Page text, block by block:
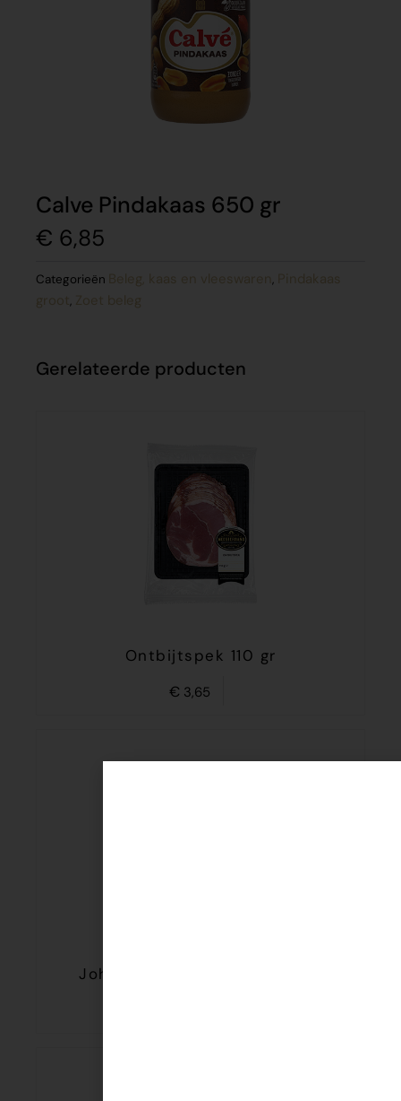
Calve Pindakaas 650 gr
€ 6,85
Categorieën Beleg, kaas en vleeswaren ,
Pindakaas
groot, Zoet beleg
Gerelateerde producten
Ontbijtspek 110 gr
€ 3,65
Johma Kip Sate salade 175 gr